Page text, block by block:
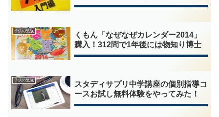
子供の勉強
くもん「なぜなぜカレンダー2014」
購入！312問で1年後には物知り博士
子供の勉強
スタディサプリ中学講座の個別指導コ
ースお試し無料体験をやってみた！